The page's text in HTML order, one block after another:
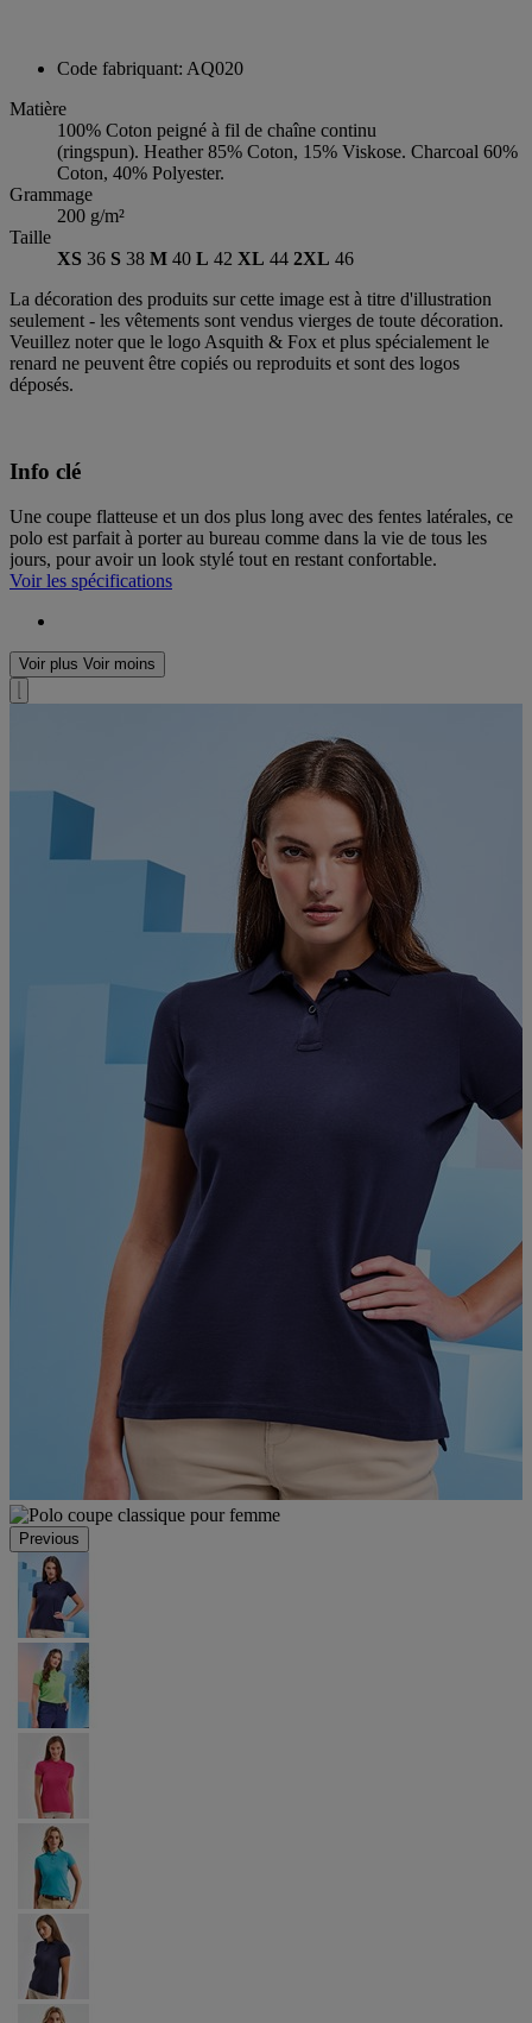
Code fabriquant: AQ020
Matière
100% Coton peigné à fil de chaîne continu
(ringspun). Heather 85% Coton, 15% Viskose. Charcoal 60%
Coton, 40% Polyester.
Grammage
200 g/m²
Taille
XS 36 S 38 M 40 L 42 XL 44 2XL 46
La décoration des produits sur cette image est à titre d'illustration
seulement - les vêtements sont vendus vierges de toute décoration.
Veuillez noter que le logo Asquith & Fox et plus spécialement le
renard ne peuvent être copiés ou reproduits et sont des logos
déposés.
Info clé
Une coupe flatteuse et un dos plus long avec des fentes latérales, ce
polo est parfait à porter au bureau comme dans la vie de tous les
jours, pour avoir un look stylé tout en restant confortable.
Voir les spécifications
Voir plus Voir moins
Previous